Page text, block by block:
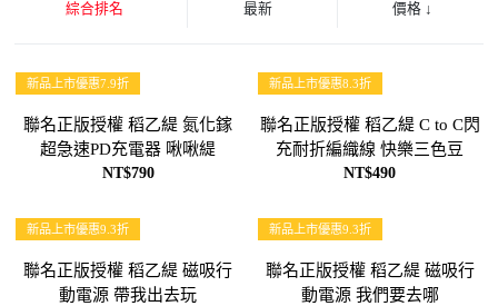
綜合排名 最新 價格 ↓
新品上市優惠7.9折
聯名正版授權 稻乙緹 氮化鎵
超急速PD充電器 啾啾緹
NT$790
新品上市優惠8.3折
聯名正版授權 稻乙緹 C to C閃
充耐折編織線 快樂三色豆
NT$490
新品上市優惠9.3折
聯名正版授權 稻乙緹 磁吸行
動電源 帶我出去玩
新品上市優惠9.3折
聯名正版授權 稻乙緹 磁吸行
動電源 我們要去哪